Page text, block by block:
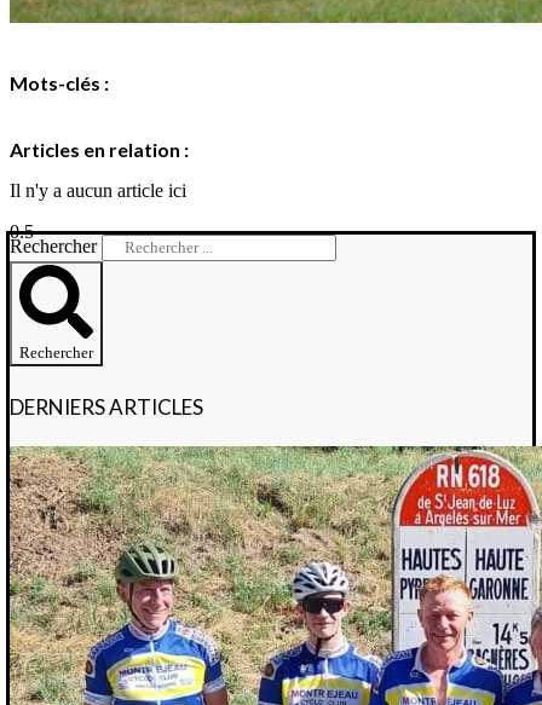
Mots-clés :
Articles en relation :
Il n'y a aucun article ici
Rechercher
Rechercher
DERNIERS ARTICLES